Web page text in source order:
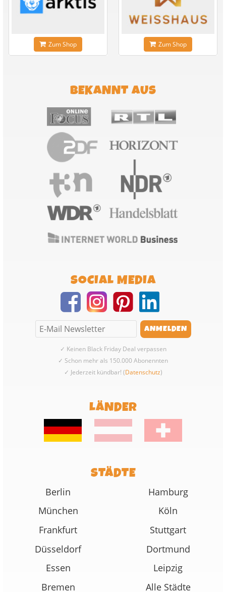
Zum Shop Zum Shop
BEKANNT AUS
SOCIAL MEDIA
✓ Keinen Black Friday Deal verpassen
✓ Schon mehr als 150.000 Abonennten
✓ Jederzeit kündbar! (Datenschutz)
LÄNDER
STÄDTE
Berlin
Hamburg
München
Köln
Frankfurt
Stuttgart
Düsseldorf
Dortmund
Essen
Leipzig
Bremen
Alle Städte